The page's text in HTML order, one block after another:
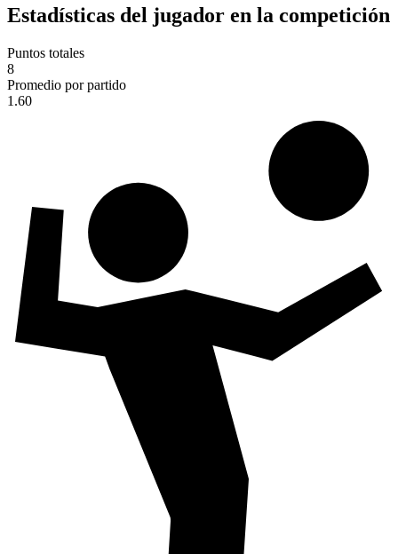
Estadísticas del jugador en la competición
Puntos totales
8
Promedio por partido
1.60